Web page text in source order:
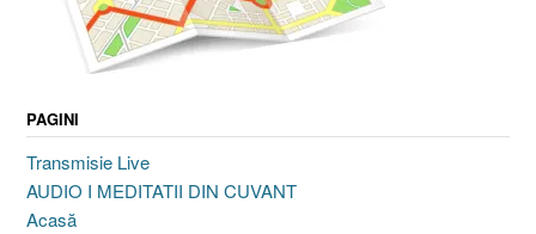
PAGINI
Transmisie Live
AUDIO I MEDITATII DIN CUVANT
Acasă